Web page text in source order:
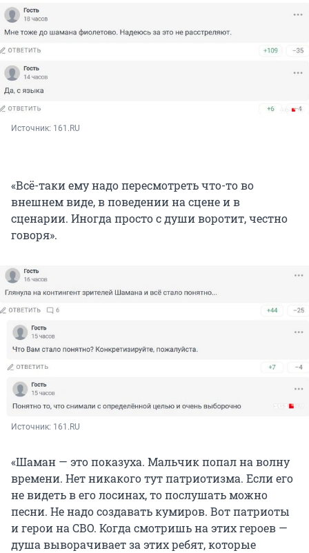
Источник: 161.RU
«Всё-таки ему надо пересмотреть что-то во
внешнем виде, в поведении на сцене и в
сценарии. Иногда просто с души воротит, честно
говоря».
Источник: 161.RU
«Шаман — это показуха. Мальчик попал на волну
времени. Нет никакого тут патриотизма. Если его
не видеть в его лосинах, то послушать можно
песни. Не надо создавать кумиров. Вот патриоты
и герои на СВО. Когда смотришь на этих героев —
душа выворачивает за этих ребят, которые